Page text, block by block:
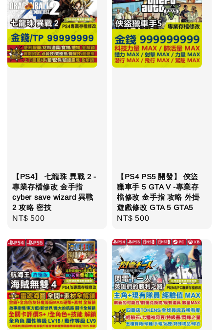
【PS4】 七龍珠 異戰 2 -
專業存檔修改 金手指
cyber save wizard 異戰
2 攻略 密技
Regular
NT$ 500
【PS4 PS5 開發】 俠盜
獵車手 5 GTA V -專業存
檔修改 金手指 攻略 外掛
遊戲修改 GTA 5 GTA5
Regular
NT$ 500